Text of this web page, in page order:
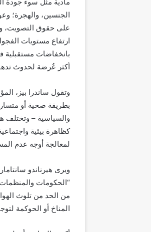
الجنسين، والهجرة؛
على حقوق التصويت،
ارتفاع مستويات
بانخفاضات مستقبلية
أكثر عرضة لحدوث
وتقول ساندرا بيز ،
بطريقة صحية أو
والسياسية – وتختلف
كظاهرة بيئية
لمعالجة أوجه عدم
ويرى هيرناندو
“الحكومات والمنظمات
من الحد من تلوث
المناخ أو الحوكمة